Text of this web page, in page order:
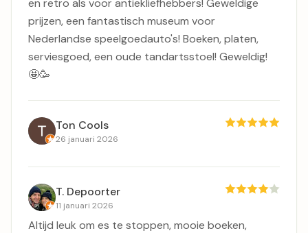
prijzen, een fantastisch museum voor
Nederlandse speelgoedauto's! Boeken, platen,
serviesgoed, een oude tandartsstoel! Geweldig!
🤩🥳
Ton Cools
26 januari 2026
T. Depoorter
11 januari 2026
Altijd leuk om es te stoppen, mooie boeken,